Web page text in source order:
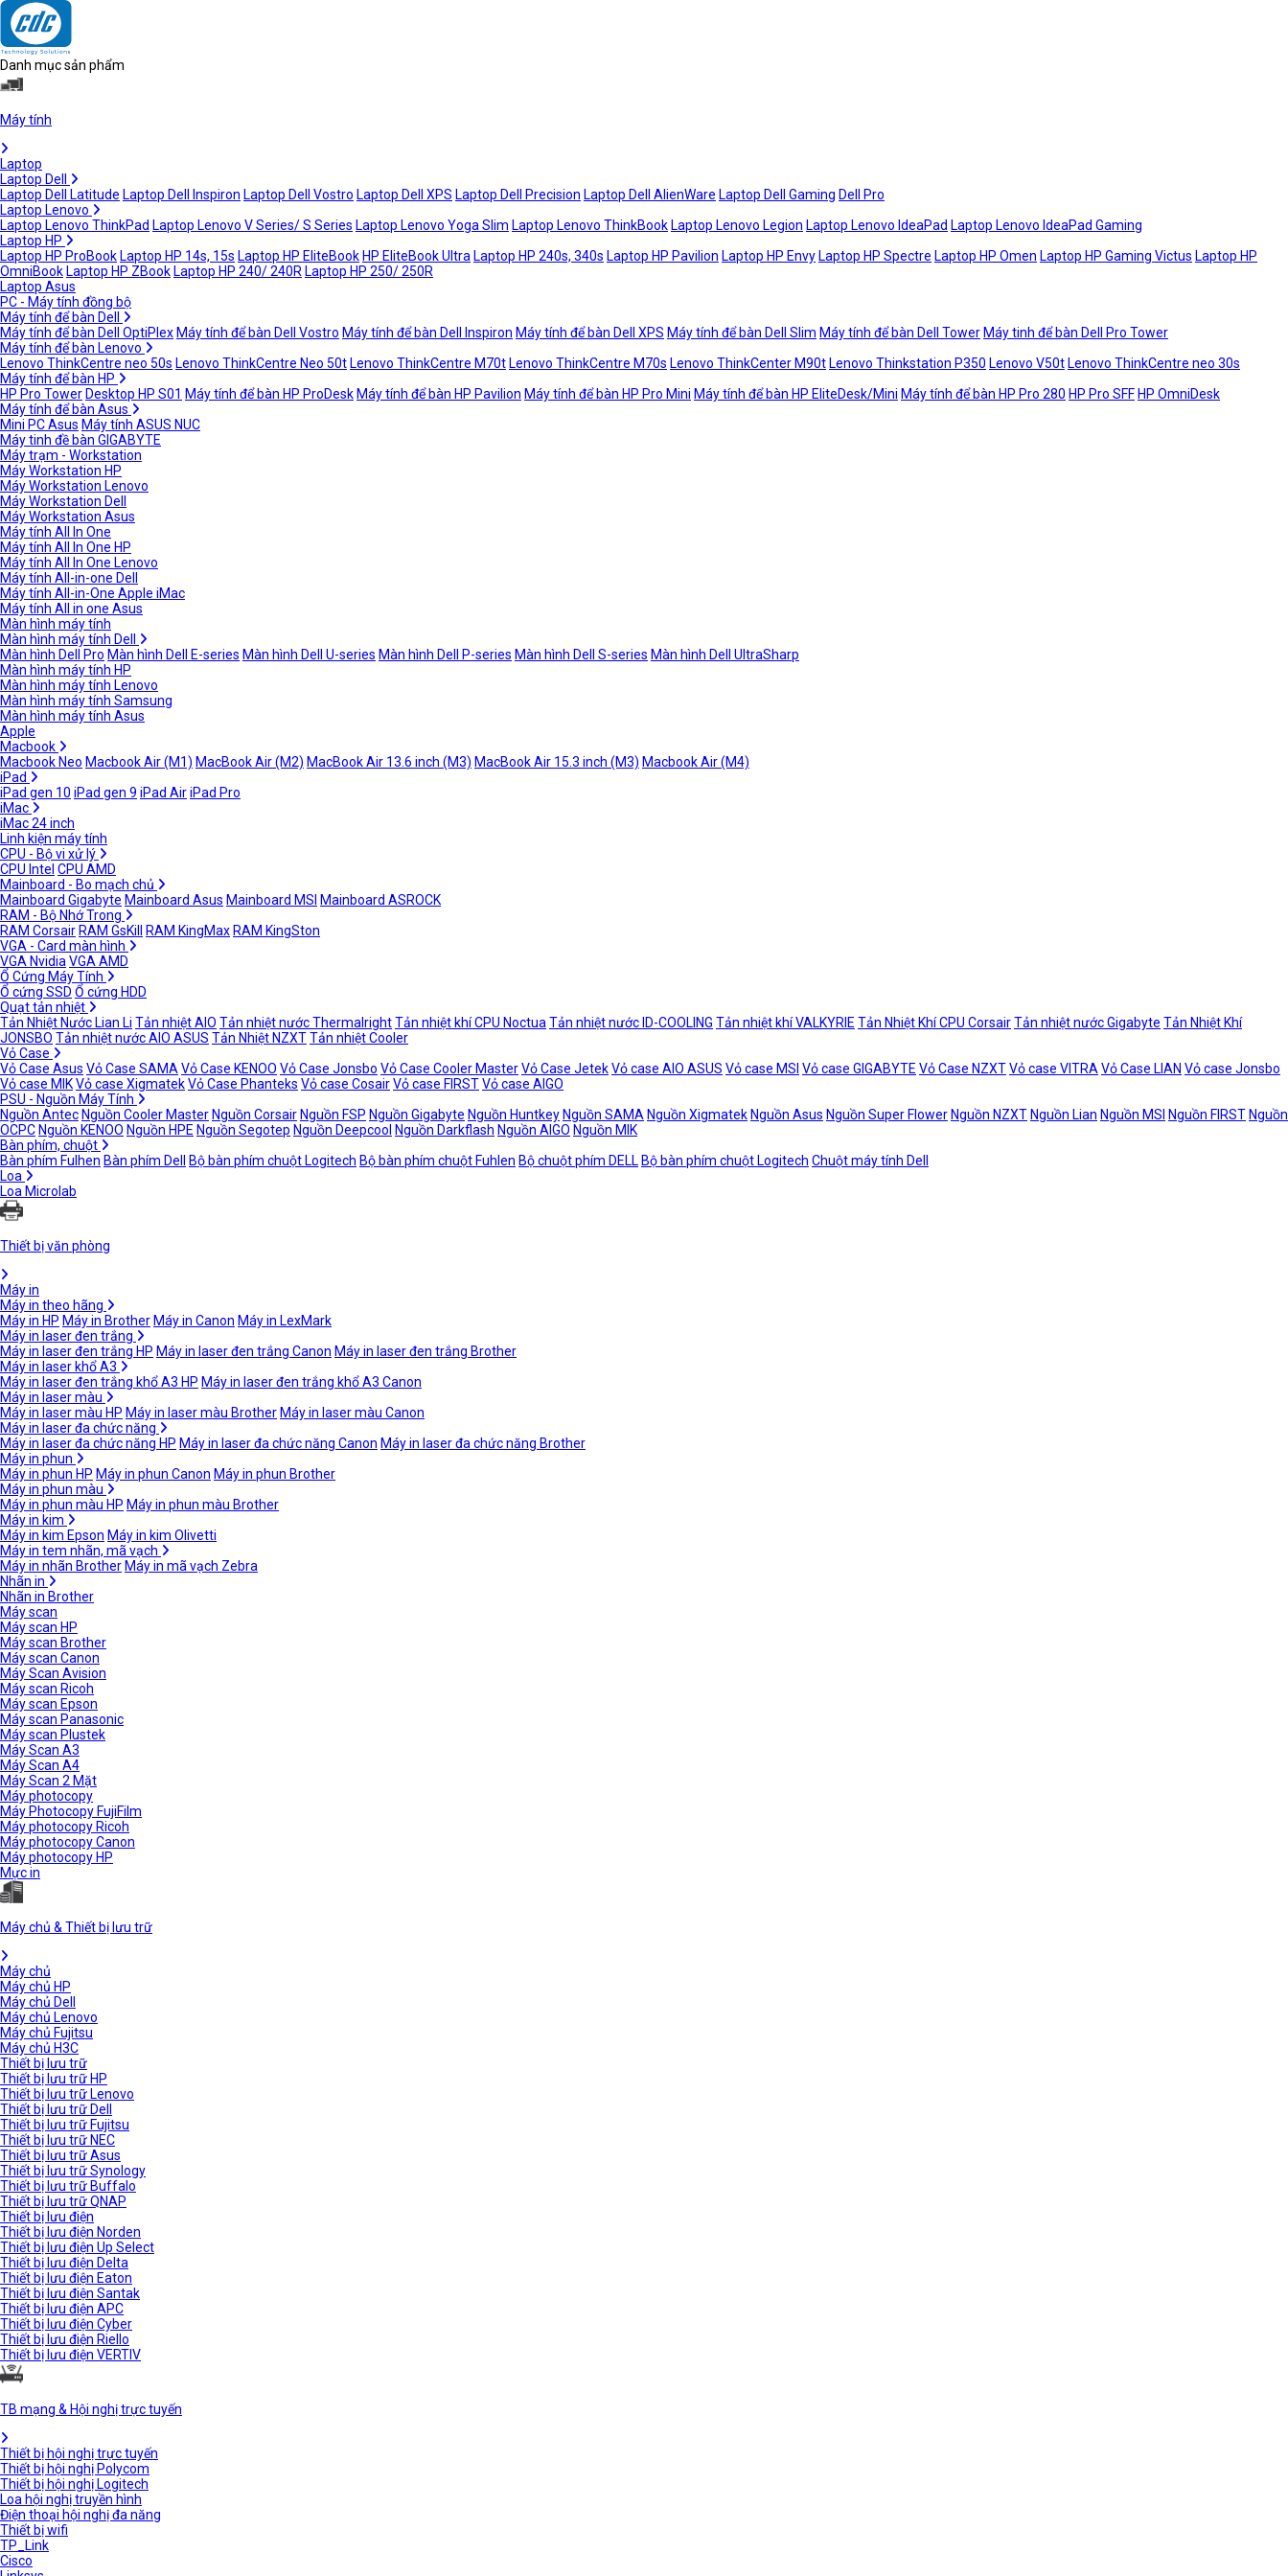
Danh mục sản phẩm
Máy tính
Laptop
Laptop Dell
Laptop Dell Latitude Laptop Dell Inspiron Laptop Dell Vostro Laptop Dell XPS Laptop Dell Precision Laptop Dell AlienWare Laptop Dell Gaming Dell Pro
Laptop Lenovo
Laptop Lenovo ThinkPad Laptop Lenovo V Series/ S Series Laptop Lenovo Yoga Slim Laptop Lenovo ThinkBook Laptop Lenovo Legion Laptop Lenovo IdeaPad Laptop Lenovo IdeaPad Gaming
Laptop HP
Laptop HP ProBook Laptop HP 14s, 15s Laptop HP EliteBook HP EliteBook Ultra Laptop HP 240s, 340s Laptop HP Pavilion Laptop HP Envy Laptop HP Spectre Laptop HP Omen Laptop HP Gaming Victus Laptop HP
OmniBook Laptop HP ZBook Laptop HP 240/ 240R Laptop HP 250/ 250R
Laptop Asus
PC - Máy tính đồng bộ
Máy tính để bàn Dell
Máy tính để bàn Dell OptiPlex Máy tính để bàn Dell Vostro Máy tính để bàn Dell Inspiron Máy tính để bàn Dell XPS Máy tính để bàn Dell Slim Máy tính để bàn Dell Tower Máy tinh để bàn Dell Pro Tower
Máy tính để bàn Lenovo
Lenovo ThinkCentre neo 50s Lenovo ThinkCentre Neo 50t Lenovo ThinkCentre M70t Lenovo ThinkCentre M70s Lenovo ThinkCenter M90t Lenovo Thinkstation P350 Lenovo V50t Lenovo ThinkCentre neo 30s
Máy tính để bàn HP
HP Pro Tower Desktop HP S01 Máy tính để bàn HP ProDesk Máy tính để bàn HP Pavilion Máy tính để bàn HP Pro Mini Máy tính để bàn HP EliteDesk/Mini Máy tính để bàn HP Pro 280 HP Pro SFF HP OmniDesk
Máy tính để bàn Asus
Mini PC Asus Máy tính ASUS NUC
Máy tinh đề bàn GIGABYTE
Máy trạm - Workstation
Máy Workstation HP
Máy Workstation Lenovo
Máy Workstation Dell
Máy Workstation Asus
Máy tính All In One
Máy tính All In One HP
Máy tính All In One Lenovo
Máy tính All-in-one Dell
Máy tính All-in-One Apple iMac
Máy tính All in one Asus
Màn hình máy tính
Màn hình máy tính Dell
Màn hình Dell Pro Màn hình Dell E-series Màn hình Dell U-series Màn hình Dell P-series Màn hình Dell S-series Màn hình Dell UltraSharp
Màn hình máy tính HP
Màn hình máy tính Lenovo
Màn hình máy tính Samsung
Màn hình máy tính Asus
Apple
Macbook
Macbook Neo Macbook Air (M1) MacBook Air (M2) MacBook Air 13.6 inch (M3) MacBook Air 15.3 inch (M3) Macbook Air (M4)
iPad
iPad gen 10 iPad gen 9 iPad AiriPad Pro
iMac
iMac 24 inch
Linh kiện máy tính
CPU - Bộ vi xử lý
CPU Intel CPU AMD
Mainboard - Bo mạch chủ
Mainboard Gigabyte Mainboard Asus Mainboard MSI Mainboard ASROCK
RAM - Bộ Nhớ Trong
RAM Corsair RAM GsKill RAM KingMax RAM KingSton
VGA - Card màn hình
VGA Nvidia VGA AMD
Ổ Cứng Máy Tính
Ổ cứng SSD Ổ cứng HDD
Quạt tản nhiệt
Tản Nhiệt Nước Lian Li Tản nhiệt AIO Tản nhiệt nước ThermalrightTản nhiệt khí CPU Noctua Tản nhiệt nước ID-COOLING Tản nhiệt khí VALKYRIE Tản Nhiệt Khí CPU CorsairTản nhiệt nước Gigabyte Tản Nhiệt Khí
JONSBO Tản nhiệt nước AIO ASUS Tản Nhiệt NZXTTản nhiệt Cooler
Vỏ Case
Vỏ Case Asus Vỏ Case SAMA Vỏ Case KENOO Vỏ Case Jonsbo Vỏ Case Cooler MasterVỏ Case JetekVỏ case AIO ASUS Vỏ case MSI Vỏ case GIGABYTE Vỏ Case NZXTVỏ case VITRA Vỏ Case LIAN Vỏ case Jonsbo
Vỏ case MIKVỏ case XigmatekVỏ Case Phanteks Vỏ case CosairVỏ case FIRSTVỏ case AIGO
PSU - Nguồn Máy Tính
Nguồn Antec Nguồn Cooler Master Nguồn Corsair Nguồn FSP Nguồn Gigabyte Nguồn Huntkey Nguồn SAMA Nguồn Xigmatek Nguồn Asus Nguồn Super Flower Nguồn NZXT Nguồn Lian Nguồn MSI Nguồn FIRST Nguồn
OCPC Nguồn KENOO Nguồn HPE Nguồn Segotep Nguồn Deepcool Nguồn Darkflash Nguồn AIGO Nguồn MIK
Bàn phím, chuột
Bàn phím Fulhen Bàn phím Dell Bộ bàn phím chuột Logitech Bộ bàn phím chuột Fuhlen Bộ chuột phím DELL Bộ bàn phím chuột Logitech Chuột máy tính Dell
Loa
Loa Microlab
Thiết bị văn phòng
Máy in
Máy in theo hãng
Máy in HP Máy in Brother Máy in Canon Máy in LexMark
Máy in laser đen trắng
Máy in laser đen trắng HP Máy in laser đen trắng Canon Máy in laser đen trắng Brother
Máy in laser khổ A3
Máy in laser đen trắng khổ A3 HP Máy in laser đen trắng khổ A3 Canon
Máy in laser màu
Máy in laser màu HP Máy in laser màu Brother Máy in laser màu Canon
Máy in laser đa chức năng
Máy in laser đa chức năng HP Máy in laser đa chức năng Canon Máy in laser đa chức năng Brother
Máy in phun
Máy in phun HP Máy in phun Canon Máy in phun Brother
Máy in phun màu
Máy in phun màu HP Máy in phun màu Brother
Máy in kim
Máy in kim Epson Máy in kim Olivetti
Máy in tem nhãn, mã vạch
Máy in nhãn Brother Máy in mã vạch Zebra
Nhãn in
Nhãn in Brother
Máy scan
Máy scan HP
Máy scan Brother
Máy scan Canon
Máy Scan Avision
Máy scan Ricoh
Máy scan Epson
Máy scan Panasonic
Máy scan Plustek
Máy Scan A3
Máy Scan A4
Máy Scan 2 Mặt
Máy photocopy
Máy Photocopy FujiFilm
Máy photocopy Ricoh
Máy photocopy Canon
Máy photocopy HP
Mực in
Máy chủ & Thiết bị lưu trữ
Máy chủ
Máy chủ HP
Máy chủ Dell
Máy chủ Lenovo
Máy chủ Fujitsu
Máy chủ H3C
Thiết bị lưu trữ
Thiết bị lưu trữ HP
Thiết bị lưu trữ Lenovo
Thiết bị lưu trữ Dell
Thiết bị lưu trữ Fujitsu
Thiết bị lưu trữ NEC
Thiết bị lưu trữ Asus
Thiết bị lưu trữ Synology
Thiết bị lưu trữ Buffalo
Thiết bị lưu trữ QNAP
Thiết bị lưu điện
Thiết bị lưu điện Norden
Thiết bị lưu điện Up Select
Thiết bị lưu điện Delta
Thiết bị lưu điện Eaton
Thiết bị lưu điện Santak
Thiết bị lưu điện APC
Thiết bị lưu điện Cyber
Thiết bị lưu điện Riello
Thiết bị lưu điện VERTIV
TB mạng & Hội nghị trực tuyến
Thiết bị hội nghị trực tuyến
Thiết bị hội nghị Polycom
Thiết bị hội nghị Logitech
Loa hội nghị truyền hình
Điện thoại hội nghị đa năng
Thiết bị wifi
TP_Link
Cisco